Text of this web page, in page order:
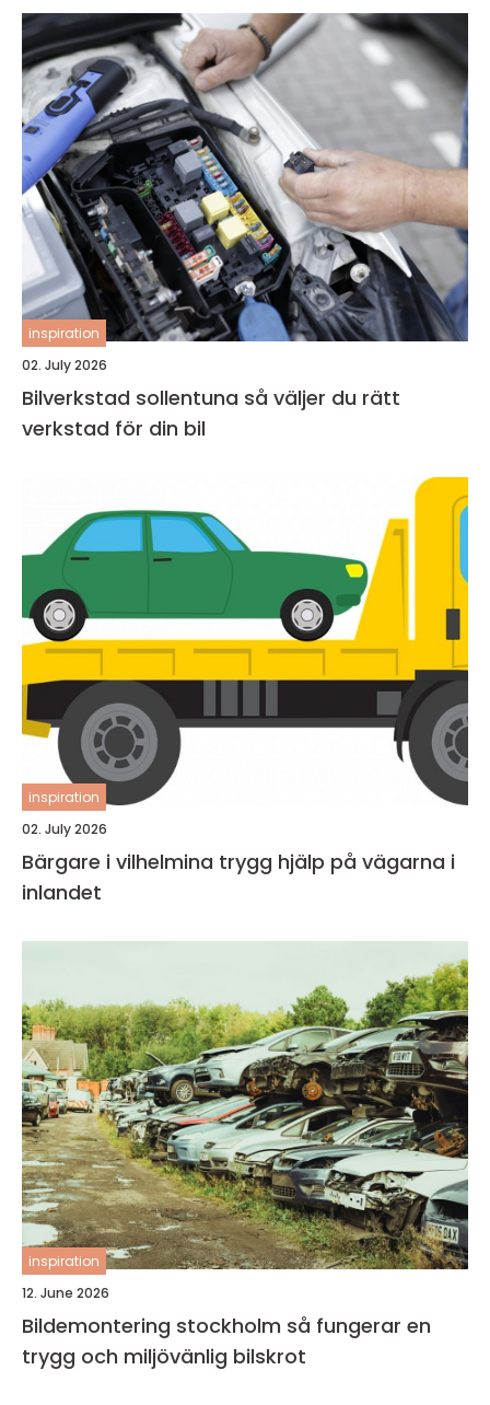
inspiration
02. July 2026
Bilverkstad sollentuna så väljer du rätt
verkstad för din bil
inspiration
02. July 2026
Bärgare i vilhelmina trygg hjälp på vägarna i
inlandet
inspiration
12. June 2026
Bildemontering stockholm så fungerar en
trygg och miljövänlig bilskrot